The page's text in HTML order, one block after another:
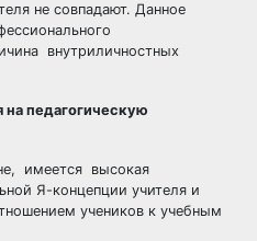
не совпадают. Данное
внутриличностных
педагогическую
имеется высокая
Я-концепции учителя и
учеников к учебным